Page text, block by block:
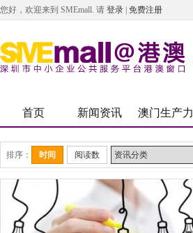
您好，欢迎来到 SMEmall. 请 登录 免费注册
首页 新闻资讯 澳门生产力
排序： 时间 阅读数